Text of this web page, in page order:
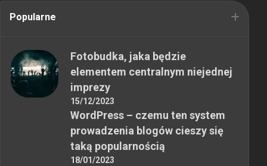
Popularne
Fotobudka, jaka będzie
elementem centralnym niejednej
imprezy
15/12/2023
WordPress – czemu ten system
prowadzenia blogów cieszy się
taką popularnością
18/01/2023